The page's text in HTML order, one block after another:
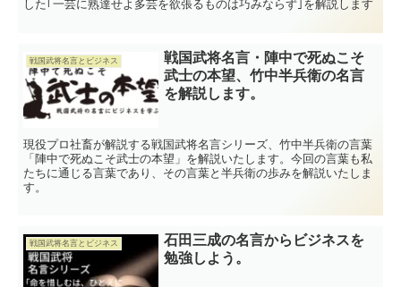
した｢一芸に熟達せよ多芸を欲張るものは巧みならず｣を解説します
戦国武将名言とビジネス
戦国武将名言・陣中で死ぬこそ
武士の本望、竹中半兵衛の名言
を解説します。
現役プロ社畜が解説する戦国武将名言シリーズ、竹中半兵衛の言葉
「陣中で死ぬこそ武士の本望」を解説いたします。今回の言葉も私
たちに通じる言葉であり、その言葉と半兵衛の歩みを解説いたしま
す。
戦国武将名言とビジネス
石田三成の名言からビジネスを
勉強しよう。